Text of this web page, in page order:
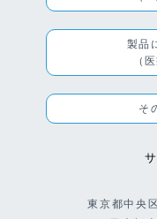
製品
（
そ
東京都中央